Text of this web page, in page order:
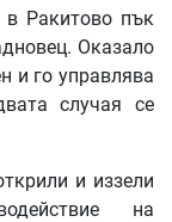
в Ракитово пък
Оказало
и го управлява
случая се
и иззели
на